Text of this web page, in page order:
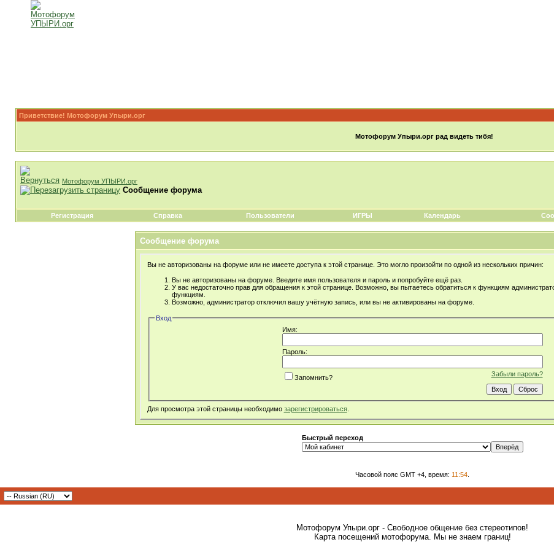
Приветствие! Мотофорум Упыри.орг
Мотофорум Упыри.орг рад видеть тибя!
Мотофорум УПЫРИ.орг
Сообщение форума
Регистрация Справка Пользователи ИГРЫ Календарь
Сообщение форума
Вы не авторизованы на форуме или не имеете доступа к этой странице. Это могло произойти по одной из нескольких причин:
Вы не авторизованы на форуме. Введите имя пользователя и пароль и попробуйте ещё раз.
У вас недостаточно прав для обращения к этой странице. Возможно, вы пытаетесь обратиться к функциям
функциям.
Возможно, администратор отключил вашу учётную запись, или вы не активированы на форуме.
Вход
Имя:
Пароль:
Забыли пароль?
Запомнить?
Для просмотра этой страницы необходимо зарегистрироваться.
Быстрый переход
Часовой пояс GMT +4, время: 11:54
Мотофорум Упыри.орг - Свободное общение без стереотипов!
Карта посещений мотофорума. Мы не знаем границ!